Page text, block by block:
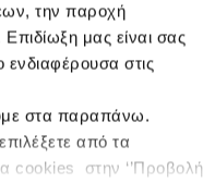
την παροχή
μας είναι σας
ενδιαφέρουσα στις
στα παραπάνω.
από τα
cookies στην ‘’Προβολή